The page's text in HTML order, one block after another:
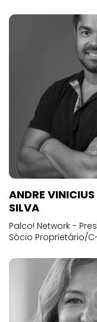
ANDRE VINICIUS
SILVA
Palco! Network -
Sócio Proprietário/